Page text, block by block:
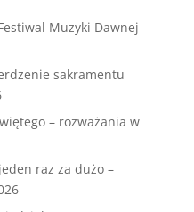
Muzyki Dawnej
sakramentu
– rozważania w
raz za dużo –